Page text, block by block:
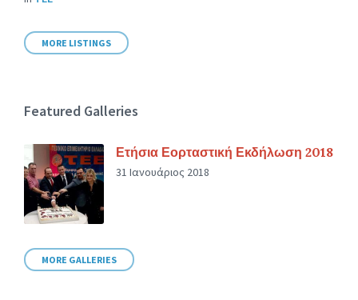
MORE LISTINGS
Featured Galleries
Ετήσια Εορταστική Εκδήλωση 2018
31 Ιανουάριος 2018
MORE GALLERIES